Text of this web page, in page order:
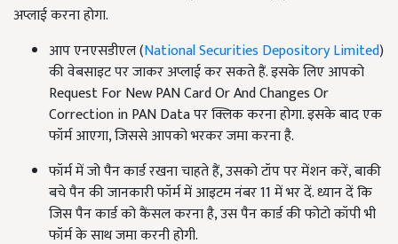
अप्लाई करना होगा.
आप एनएसडीएल (National Securities Depository Limited)
की वेबसाइट पर जाकर अप्लाई कर सकते हैं. इसके लिए आपको
Request For New PAN Card Or And Changes Or
Correction in PAN Data पर क्लिक करना होगा. इसके बाद एक
फॉर्म आएगा, जिससे आपको भरकर जमा करना है.
फॉर्म में जो पैन कार्ड रखना चाहते हैं, उसको टॉप पर मेंशन करें, बाकी
बचे पैन की जानकारी फॉर्म में आइटम नंबर 11 में भर दें. ध्यान दें कि
जिस पैन कार्ड को कैंसल करना है, उस पैन कार्ड की फोटो कॉपी भी
फॉर्म के साथ जमा करनी होगी.